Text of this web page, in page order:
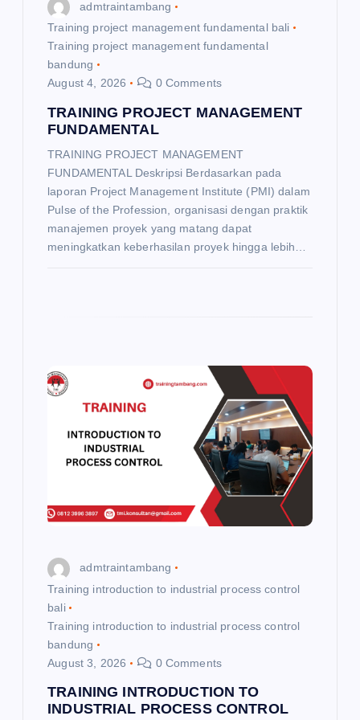
admtraintambang
Training project management fundamental bali
Training project management fundamental
bandung
August 4, 2026
0 Comments
TRAINING PROJECT MANAGEMENT
FUNDAMENTAL
TRAINING PROJECT MANAGEMENT
FUNDAMENTAL Deskripsi Berdasarkan pada
laporan Project Management Institute (PMI) dalam
Pulse of the Profession, organisasi dengan praktik
manajemen proyek yang matang dapat
meningkatkan keberhasilan proyek hingga lebih…
admtraintambang
Training introduction to industrial process control
bali
Training introduction to industrial process control
bandung
August 3, 2026
0 Comments
TRAINING INTRODUCTION TO
INDUSTRIAL PROCESS CONTROL